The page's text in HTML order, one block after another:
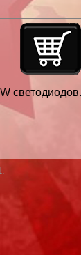
светодиодов.